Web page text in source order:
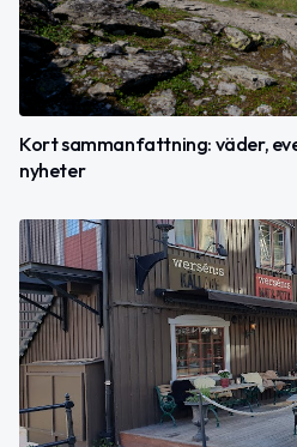
Kort sammanfattning: väder,
nyheter